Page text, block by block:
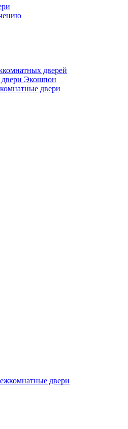
дверей
Экошпон
двери
двери